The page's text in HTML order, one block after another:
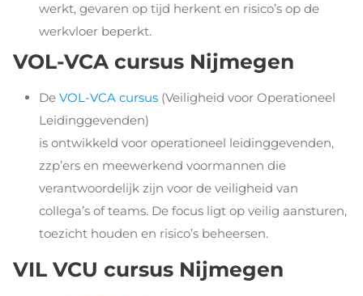
werkt, gevaren op tijd herkent en risico’s op de
werkvloer beperkt.
VOL-VCA cursus Nijmegen
De VOL-VCA cursus (Veiligheid voor Operationeel
Leidinggevenden)
is ontwikkeld voor operationeel leidinggevenden,
zzp’ers en meewerkend voormannen die
verantwoordelijk zijn voor de veiligheid van
collega’s of teams. De focus ligt op veilig aansturen,
toezicht houden en risico’s beheersen.
VIL VCU cursus Nijmegen